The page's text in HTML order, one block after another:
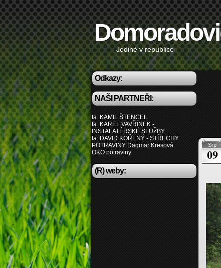
Jediné v republice
Odkazy:
NAŠI PARTNEŘI:
fa. KAMIL ŠTENCEL
fa. KAREL VAVŘÍNEK -
INSTALATÉRSKÉ SLUŽBY
fa. DAVID KOŘENÝ - STŘECHY
POTRAVINY Dagmar Kresová
OKO potraviny
(R) weby:
Srp
09